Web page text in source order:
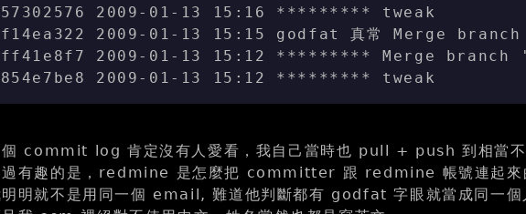
57302576 2009-01-13 15:16 ********* tweak
f14ea322 2009-01-13 15:15 godfat 真常 Merge
ff41e8f7 2009-01-13 15:12 ********* Merge branch
854e7be8 2009-01-13 15:12 ********* tweak
個 commit log 肯定沒有人愛看，我自己當時也 pull + push 到相當
過有趣的是，redmine 是怎麼把 committer 跟 redmine 帳號連起來
明明就不是用同一個 email, 難道他判斷都有 godfat 字眼就當成同一個